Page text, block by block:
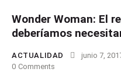
Wonder Woman: El
deberíamos
ACTUALIDAD junio 7,
0 Comments